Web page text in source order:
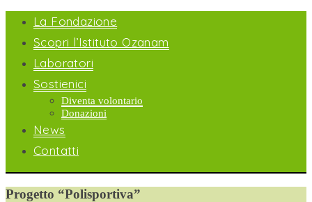
La Fondazione
Scopri l’Istituto Ozanam
Laboratori
Sostienici
Diventa volontario
Donazioni
News
Contatti
Progetto “Polisportiva”